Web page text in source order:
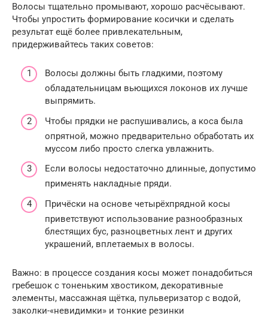
Волосы тщательно промывают, хорошо расчёсывают.
Чтобы упростить формирование косички и сделать
результат ещё более привлекательным,
придерживайтесь таких советов:
Волосы должны быть гладкими, поэтому
обладательницам вьющихся локонов их лучше
выпрямить.
Чтобы прядки не распушивались, а коса была
опрятной, можно предварительно обработать их
муссом либо просто слегка увлажнить.
Если волосы недостаточно длинные, допустимо
применять накладные пряди.
Причёски на основе четырёхпрядной косы
приветствуют использование разнообразных
блестящих бус, разноцветных лент и других
украшений, вплетаемых в волосы.
Важно: в процессе создания косы может понадобиться
гребешок с тоненьким хвостиком, декоративные
элементы, массажная щётка, пульверизатор с водой,
заколки-«невидимки» и тонкие резинки